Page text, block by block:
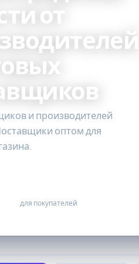
от
и производителей
оптом для
для покупателей